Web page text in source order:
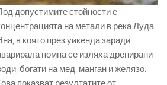
допустимите стойности е
на метали в река Луда
в която през уикенда заради
помпа се изляха дренирани
богати на мед, манган и желязо.